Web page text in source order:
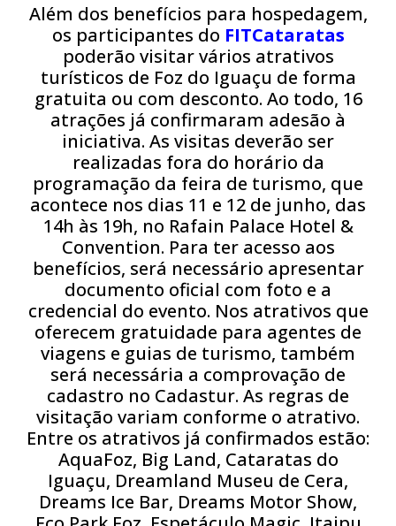
Além dos benefícios para hospedagem,
os participantes do FITCataratas
poderão visitar vários atrativos
turísticos de Foz do Iguaçu de forma
gratuita ou com desconto. Ao todo, 16
atrações já confirmaram adesão à
iniciativa. As visitas deverão ser
realizadas fora do horário da
programação da feira de turismo, que
acontece nos dias 11 e 12 de junho, das
14h às 19h, no Rafain Palace Hotel &
Convention. Para ter acesso aos
benefícios, será necessário apresentar
documento oficial com foto e a
credencial do evento. Nos atrativos que
oferecem gratuidade para agentes de
viagens e guias de turismo, também
será necessária a comprovação de
cadastro no Cadastur. As regras de
visitação variam conforme o atrativo.
Entre os atrativos já confirmados estão:
AquaFoz, Big Land, Cataratas do
Iguaçu, Dreamland Museu de Cera,
Dreams Ice Bar, Dreams Motor Show,